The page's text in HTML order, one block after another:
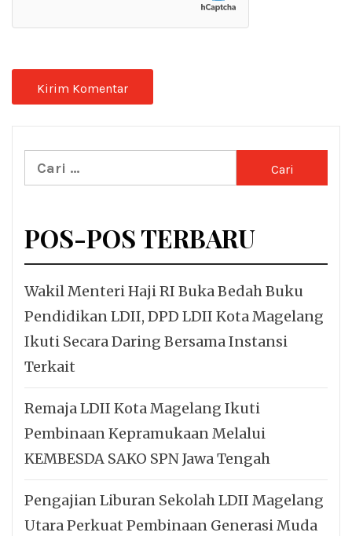
Cari
untuk:
POS-POS TERBARU
Wakil Menteri Haji RI Buka Bedah Buku
Pendidikan LDII, DPD LDII Kota Magelang
Ikuti Secara Daring Bersama Instansi
Terkait
Remaja LDII Kota Magelang Ikuti
Pembinaan Kepramukaan Melalui
KEMBESDA SAKO SPN Jawa Tengah
Pengajian Liburan Sekolah LDII Magelang
Utara Perkuat Pembinaan Generasi Muda